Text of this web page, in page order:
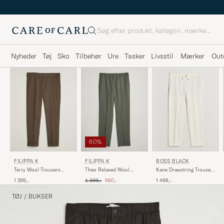
Søg
Nyheder Tøj Sko Tilbehør Ure Tasker Livsstil Mærker
FILIPPA K
Terry Wool Trousers
1 299,-
60%
FILIPPA K
Theo Relaxed Wool
Ordinary pris
1 399,- Nedsat pris
560,-
BOSS BLACK
Kane Drawstring Trousers
1 499,-
TØJ / BUKSER